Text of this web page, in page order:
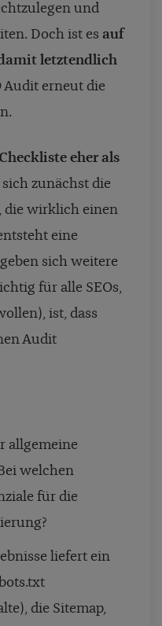
und
Doch ist es auf
letztendlich
Audit erneut die
Checkliste eher als
zunächst die
die wirklich einen
eine
sich weitere
für alle SEOs,
ist, dass
Audit
allgemeine
welchen
für die
liefert ein
die Sitemap,